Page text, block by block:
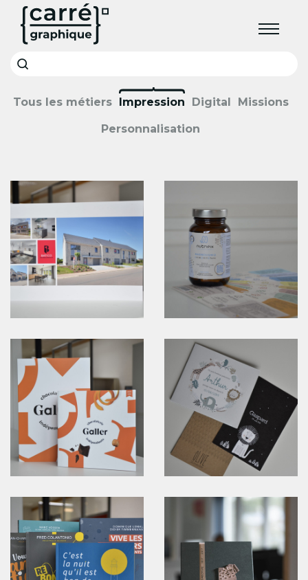
Tous les métiers Impression Digital Missions
Personnalisation